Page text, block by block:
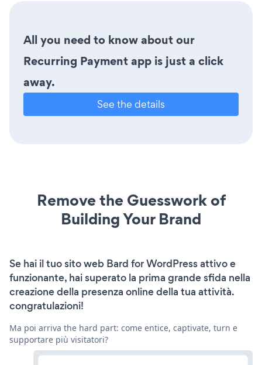
All you need to know about our
Recurring Payment app is just a click
away.
See the details
Remove the Guesswork of
Building Your Brand
Se hai il tuo sito web Bard for WordPress attivo e
funzionante, hai superato la prima grande sfida nella
creazione della presenza online della tua attività.
congratulazioni!
Ma poi arriva the hard part: come entice, captivate, turn e
supportare più visitatori?